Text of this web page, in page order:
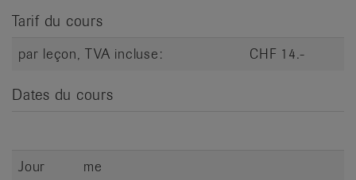
Tarif du cours
par leçon, TVA incluse: CHF 14.-
Dates du cours
Jour
me